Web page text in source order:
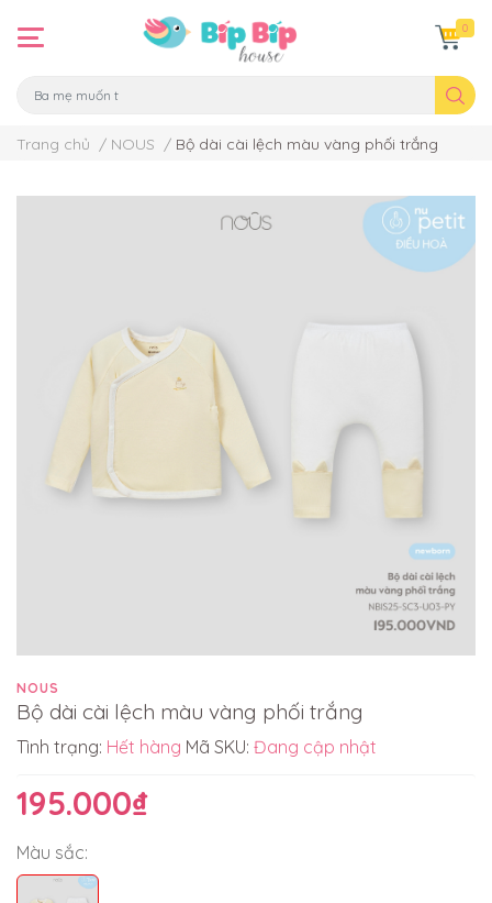
0
Trang chủ / NOUS / Bộ dài cài lệch màu vàng phối trắng
NOUS
Bộ dài cài lệch màu vàng phối trắng
Tình trạng: Hết hàng Mã SKU: Đang cập nhật
195.000₫
Màu sắc: